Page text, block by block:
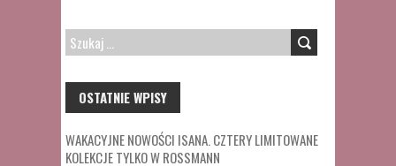
SZUKAJ:
OSTATNIE WPISY
WAKACYJNE NOWOŚCI ISANA. CZTERY LIMITOWANE
KOLEKCJE TYLKO W ROSSMANN